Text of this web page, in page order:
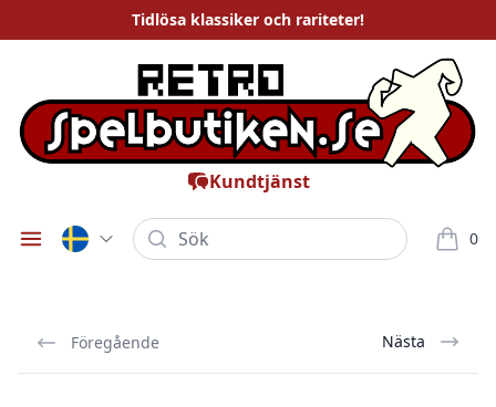
Tidlösa klassiker och rariteter!
Kundtjänst
Öppna meny
Sök 0
varor i
Föregående Nästa